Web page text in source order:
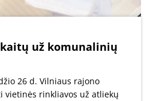
už komunalinių
26 d. Vilniaus rajono
vietinės rinkliavos už atliekų